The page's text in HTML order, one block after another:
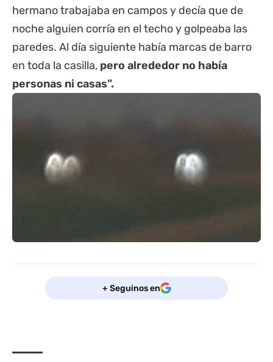
hermano trabajaba en campos y decía que de
noche alguien corría en el techo y golpeaba las
paredes. Al día siguiente había marcas de barro
en toda la casilla, pero alrededor no había
personas ni casas”.
+ Seguinos en